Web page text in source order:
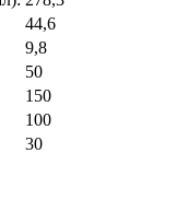
44,6
9,8
50
150
100
30